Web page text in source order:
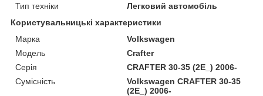
Тип техніки
Легковий автомобіль
Користувальницькі характеристики
Марка
Volkswagen
Мoдель
Crafter
Серія
CRAFTER 30-35 (2E_) 2006-
Сумісність
Volkswagen CRAFTER 30-35
(2E_) 2006-